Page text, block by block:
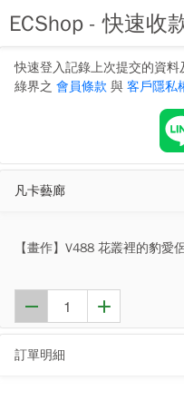
ECShop - 快速收
快速登入記錄上次提交的資
綠界之 會員條款 與 客戶隱私
凡卡藝廊
【畫作】V488 花叢裡的豹愛
訂單明細